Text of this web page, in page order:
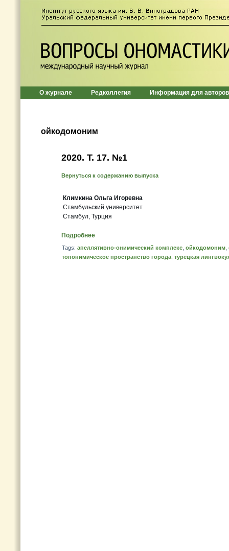
О журнале Редколлегия Информация для авторов
ойкодомоним
2020. Т. 17. №1
Вернуться к содержанию выпуска
Климкина Ольга Игоревна
Стамбульский университет
Стамбул, Турция
Подробнее
Tags: апеллятивно-онимический комплекс ойкодомоним
топонимическое пространство города турецкая